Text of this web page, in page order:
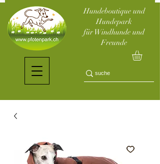
Hundeboutique und
Hundepark
für Windhunde und
Freunde